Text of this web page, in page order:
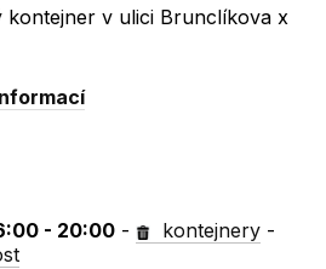
kontejner v ulici Brunclíkova x
- 20:00 - kontejnery -